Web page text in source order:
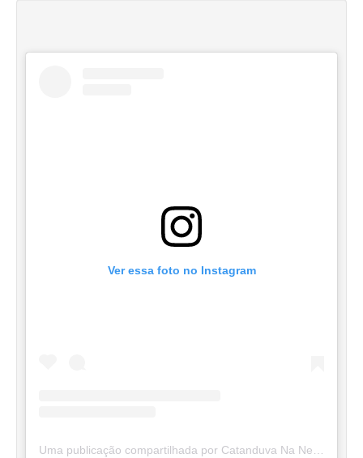
Ver essa foto no Instagram
Uma publicação compartilhada por Catanduva Na Net (@catanduvananett)